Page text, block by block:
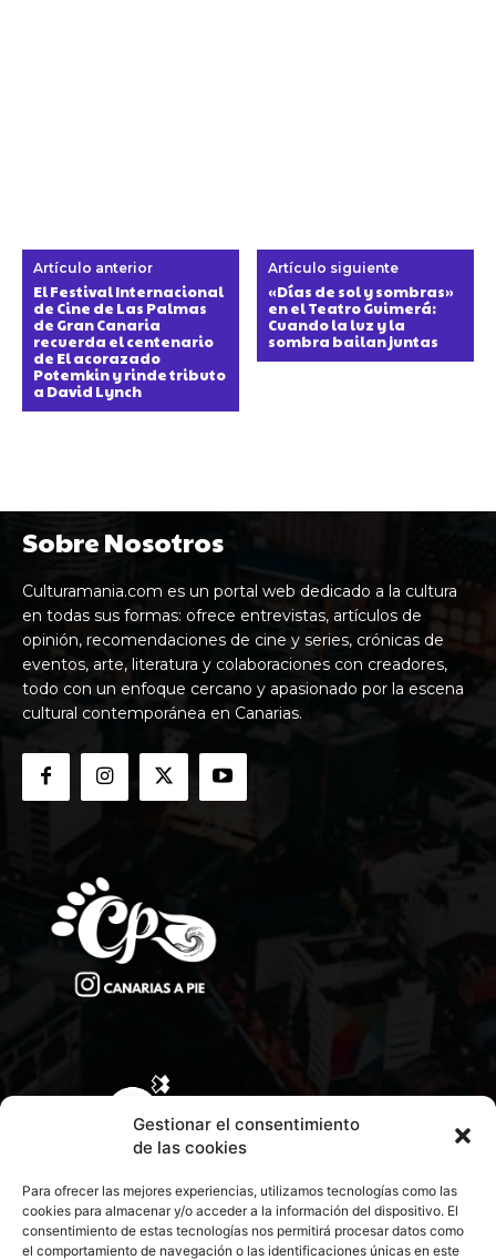
Gestionar el consentimiento
de las cookies
Para ofrecer las mejores experiencias, utilizamos tecnologías como las
cookies para almacenar y/o acceder a la información del dispositivo. El
consentimiento de estas tecnologías nos permitirá procesar datos como
el comportamiento de navegación o las identificaciones únicas en este
Artículo anterior
El Festival Internacional
de Cine de Las Palmas
de Gran Canaria
recuerda el centenario
de El acorazado
Potemkin y rinde tributo
a David Lynch
Artículo siguiente
«Días de sol y sombras»
en el Teatro Guimerá:
Cuando la luz y la
sombra bailan juntas
Sobre Nosotros
Culturamania.com es un portal web dedicado a la cultura
en todas sus formas: ofrece entrevistas, artículos de
opinión, recomendaciones de cine y series, crónicas de
eventos, arte, literatura y colaboraciones con creadores,
todo con un enfoque cercano y apasionado por la escena
cultural contemporánea en Canarias.